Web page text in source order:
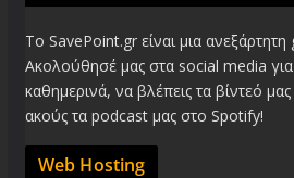
Το SavePoint.gr είναι μια ανεξάρτητη
Ακολούθησέ μας στα social media
καθημερινά, να βλέπεις τα βίντεό
ακούς τα podcast μας στο Spotify!
Web Hosting